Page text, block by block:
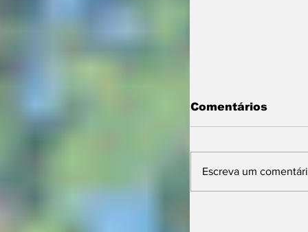
Comentários
Escreva um